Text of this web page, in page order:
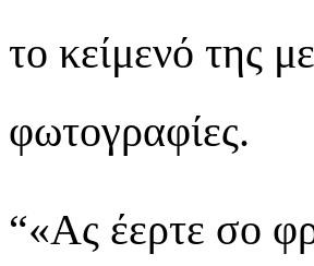
το κείμενό της
φωτογραφίες.
“«Ας έερτε σο